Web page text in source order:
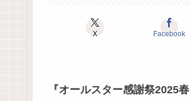
X Facebook
『オールスター感謝祭2025